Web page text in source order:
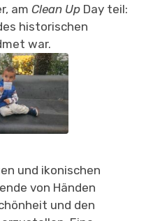
am Clean Up Day teil:
historischen
war.
und ikonischen
von Händen
und den